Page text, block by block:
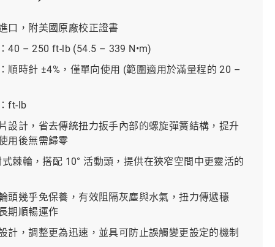
義大利 Bike-Lift
口，附美國原廠校正證書
40 – 250 ft-lb (54.5 – 339 N•m)
順時針 ±4%，僅單向使用 (範圍適用於滿量程的 20 –
ft-lb
設計，省去傳統扭力扳手內部的螺旋彈簧結構，提升
用後無需歸零
棘輪，搭配 10° 活動頭，提供在狹窄空間中更靈活的
頭幾乎免保養，有效阻隔灰塵與水氣，扭力傳遞穩
期順暢運作
計，調整更為迅速，並具可防止誤觸變更設定的機制